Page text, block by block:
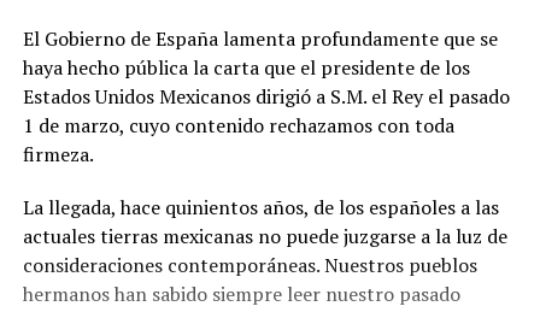
El Gobierno de España lamenta profundamente que se
haya hecho pública la carta que el presidente de los
Estados Unidos Mexicanos dirigió a S.M. el Rey el pasado
1 de marzo, cuyo contenido rechazamos con toda
firmeza.
La llegada, hace quinientos años, de los españoles a las
actuales tierras mexicanas no puede juzgarse a la luz de
consideraciones contemporáneas. Nuestros pueblos
hermanos han sabido siempre leer nuestro pasado